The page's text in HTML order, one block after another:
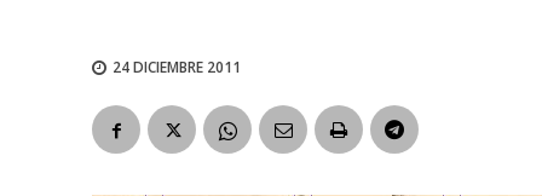
24 DICIEMBRE 2011